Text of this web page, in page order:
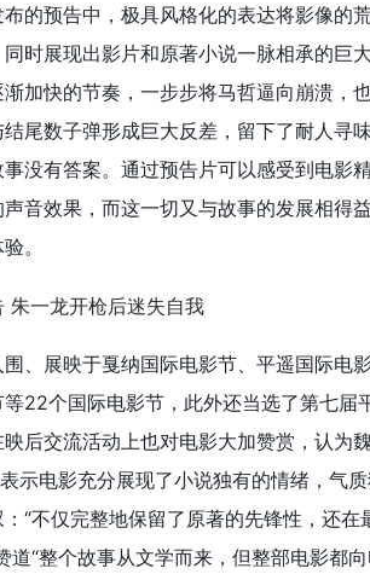
的预告中，极具风格化的表达将影像的
时展现出影片和原著小说一脉相承的巨
加快的节奏，一步步将马哲逼向崩溃，
尾数子弹形成巨大反差，留下了耐人寻
没有答案。通过预告片可以感受到电影
音效果，而这一切又与故事的发展相得
。
、展映于戛纳国际电影节、平遥国际电
22个国际电影节，此外还当选了第七届
后交流活动上也对电影大加赞赏，认为
示电影充分展现了小说独有的情绪，气
“不仅完整地保留了原著的先锋性，还
道“整个故事从文学而来，但整部电影都